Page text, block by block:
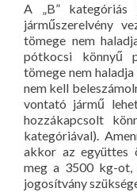
A „B” kategóriás
járműszerelvény
tömege nem
pótkocsi könnyű
tömege nem
nem kell
vontató jármű
hozzákapcsolt
kategóriával).
akkor az együttes
meg a 3500 kg-ot,
jogosítvány